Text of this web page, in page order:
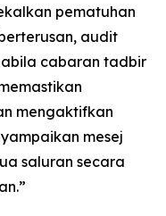
pematuhan
audit
cabaran tadbir
mengaktifkan
mesej
saluran secara